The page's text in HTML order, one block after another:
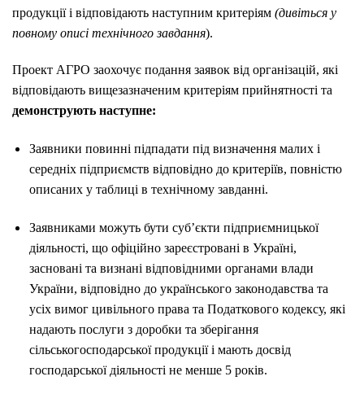
продукції і відповідають наступним критеріям (дивіться у
повному описі технічного завдання).
Проект АГРО заохочує подання заявок від організацій, які
відповідають вищезазначеним критеріям прийнятності та
демонструють наступне:
Заявники повинні підпадати під визначення малих і
середніх підприємств відповідно до критеріїв, повністю
описаних у таблиці в технічному завданні.
Заявниками можуть бути суб’єкти підприємницької
діяльності, що офіційно зареєстровані в Україні,
засновані та визнані відповідними органами влади
України, відповідно до українського законодавства та
усіх вимог цивільного права та Податкового кодексу, які
надають послуги з доробки та зберігання
сільськогосподарської продукції і мають досвід
господарської діяльності не менше 5 років.